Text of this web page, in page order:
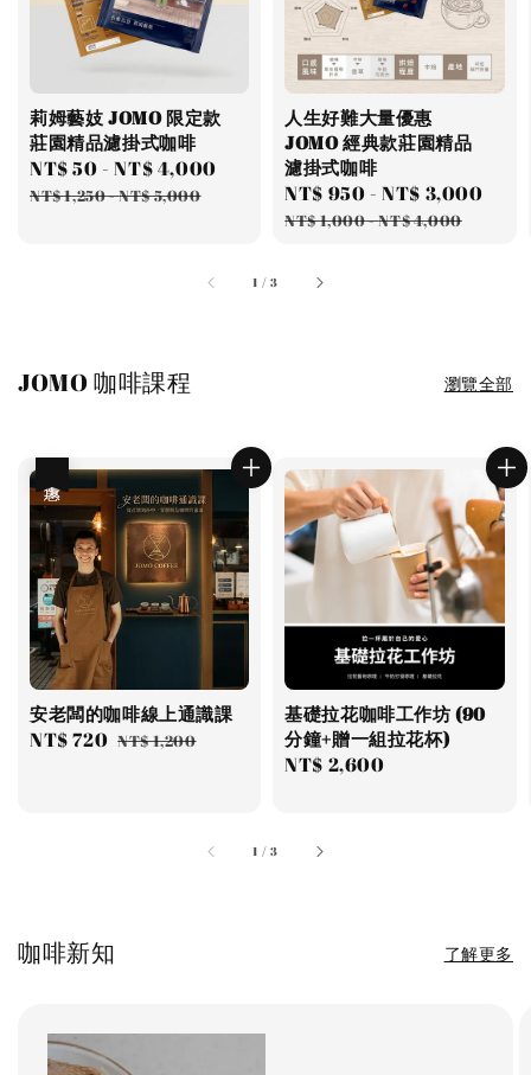
莉姆藝妓 JOMO 限定款
莊園精品濾掛式咖啡
Sale
price
NT$ 50 -NT$ 4,000
Regular
NT$ 1,250-NT$ 5,000
人生好難大量優惠
JOMO 經典款莊園精品
濾掛式咖啡
Sale
price
NT$ 950 -NT$ 3,000
NT$ 1,000-NT$ 4,000
1 /3
JOMO 咖啡課程 瀏覽全部
安老闆的咖啡線上通識課
Sale
NT$ 720 Regular
NT$ 1,200
基礎拉花咖啡工作坊 (90
分鐘+贈一組拉花杯)
Regular
NT$ 2,600
1 /3
咖啡新知 了解更多